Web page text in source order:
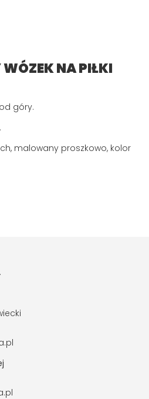
NA PIŁKI
góry.
malowany proszkowo, kolor